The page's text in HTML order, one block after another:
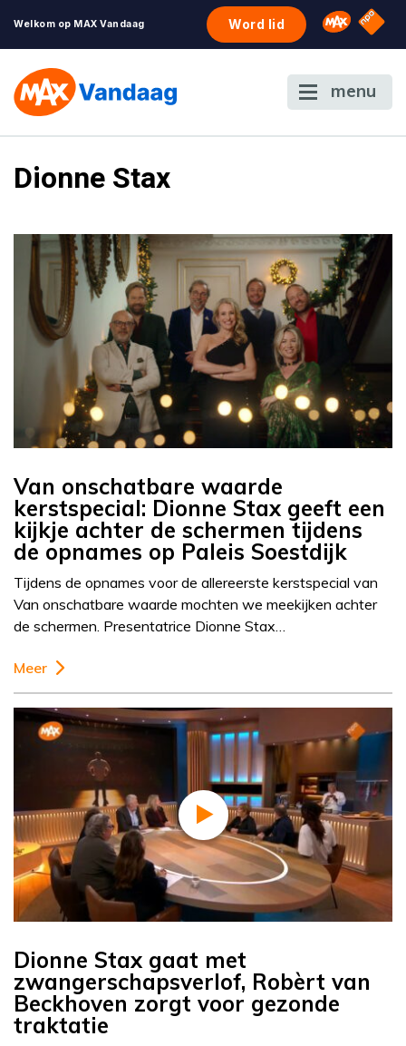
Welkom op MAX Vandaag Word lid Omroep
NPO
menu
Dionne Stax
Van onschatbare waarde
kerstspecial: Dionne Stax geeft een
kijkje achter de schermen tijdens
de opnames op Paleis Soestdijk
Tijdens de opnames voor de allereerste kerstspecial van
Van onschatbare waarde mochten we meekijken achter
de schermen. Presentatrice Dionne Stax…
Meer
Dionne Stax gaat met
zwangerschapsverlof, Robèrt van
Beckhoven zorgt voor gezonde
traktatie